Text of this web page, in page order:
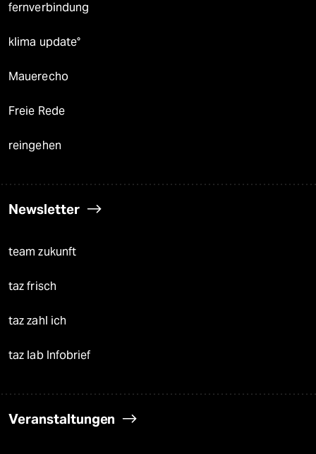
fernverbindung
klima update°
Mauerecho
Freie Rede
reingehen
Newsletter
team zukunft
taz frisch
taz zahl ich
taz lab Infobrief
Veranstaltungen